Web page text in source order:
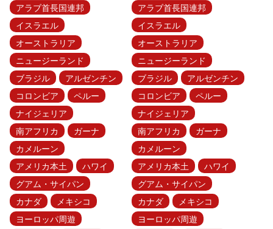
アラブ首長国連邦
イスラエル
オーストラリア
ニュージーランド
ブラジル
アルゼンチン
コロンビア
ペルー
ナイジェリア
南アフリカ
ガーナ
カメルーン
アメリカ本土
ハワイ
グアム・サイパン
カナダ
メキシコ
ヨーロッパ周遊
アラブ首長国連邦
イスラエル
オーストラリア
ニュージーランド
ブラジル
アルゼンチン
コロンビア
ペルー
ナイジェリア
南アフリカ
ガーナ
カメルーン
アメリカ本土
ハワイ
グアム・サイパン
カナダ
メキシコ
ヨーロッパ周遊